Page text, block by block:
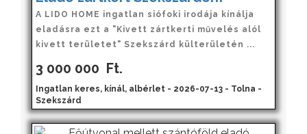
A LIDO HOME ingatlan siófoki irodája kínálja
eladásra ezt a "Kivett zártkerti művelés alól
kivett területet" Szekszárd külterületén ...
3 000 000 Ft.
Ingatlan keres, kínál, albérlet - 2026-07-13 - Tolna -
Szekszárd